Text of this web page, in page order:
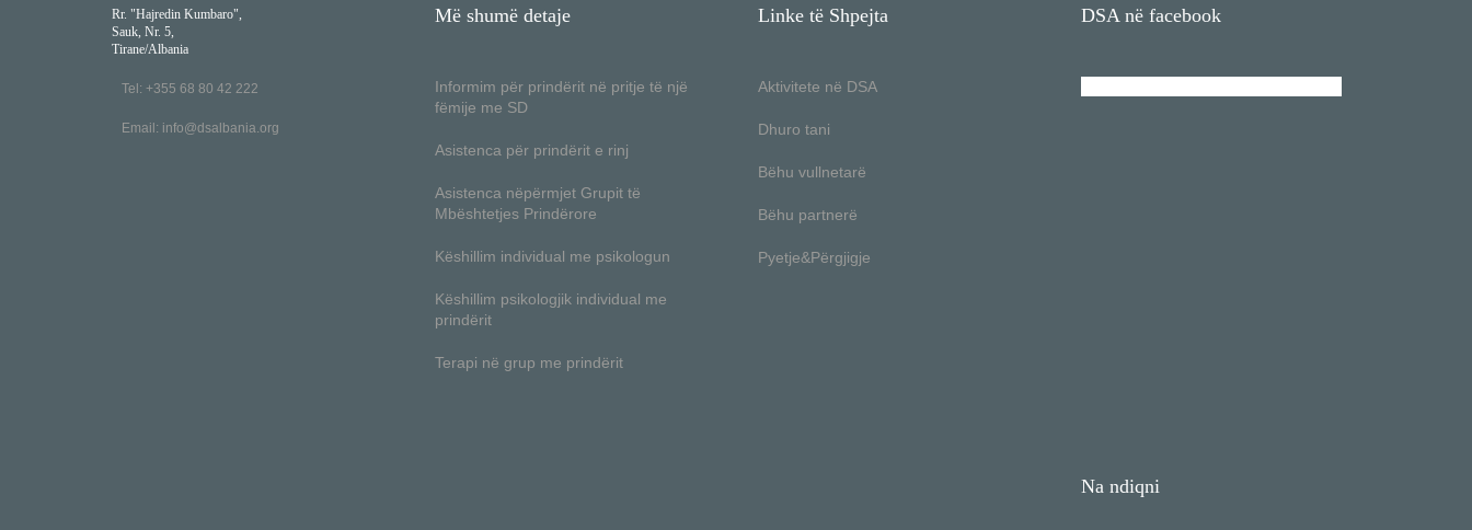
Rr. "Hajredin Kumbaro",
Sauk, Nr. 5,
Tirane/Albania
Tel: +355 68 80 42 222
Email: info@dsalbania.org
Më shumë detaje
Informim për prindërit në pritje të një
fëmije me SD
Asistenca për prindërit e rinj
Asistenca nëpërmjet Grupit të
Mbështetjes Prindërore
Këshillim individual me psikologun
Këshillim psikologjik individual me
prindërit
Terapi në grup me prindërit
Linke të Shpejta
Aktivitete në DSA
Dhuro tani
Bëhu vullnetarë
Bëhu partnerë
Pyetje&Përgjigje
DSA në facebook
Na ndiqni